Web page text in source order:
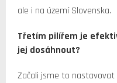
ale i na území Slovenska.
Třetím pilířem je
jej dosáhnout?
Začali jsme to